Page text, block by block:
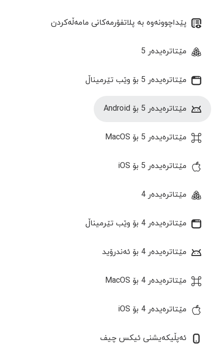
پێداچوونەوە بە پلاتفۆرمەکانی مامەڵەکردن
مێتاترەیدەر 5
مێتاترەیدەر 5 بۆ وێب تێرمیناڵ
مێتاترەیدەر 5 بۆ Android
مێتاترەیدەر 5 بۆ MacOS
مێتاترەیدەر 5 بۆ iOS
مێتاترەیدەر 4
مێتاترەیدەر 4 بۆ وێب تێرمیناڵ
مێتاترەیدەر 4 بۆ ئەندرۆید
مێتاترەیدەر 4 بۆ MacOS
مێتاترەیدەر 4 بۆ iOS
ئەپڵیکەیشنی ئیکس چیف